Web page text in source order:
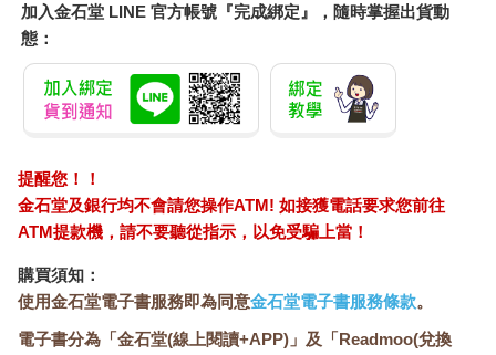
加入金石堂 LINE 官方帳號『完成綁定』，隨時掌握出貨動
態：
提醒您！！
金石堂及銀行均不會請您操作ATM! 如接獲電話要求您前往
ATM提款機，請不要聽從指示，以免受騙上當！
購買須知：
使用金石堂電子書服務即為同意金石堂電子書服務條款。
電子書分為「金石堂(線上閱讀+APP)」及「Readmoo(兌換